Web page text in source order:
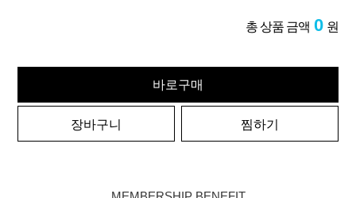
총 상품 금액 0 원
바로구매
장바구니 찜하기